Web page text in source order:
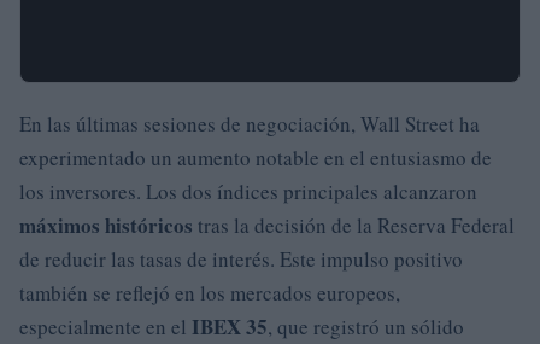
En las últimas sesiones de negociación, Wall Street ha
experimentado un aumento notable en el entusiasmo de
los inversores. Los dos índices principales alcanzaron
máximos históricos tras la decisión de la Reserva Federal
de reducir las tasas de interés. Este impulso positivo
también se reflejó en los mercados europeos,
especialmente en el IBEX 35, que registró un sólido